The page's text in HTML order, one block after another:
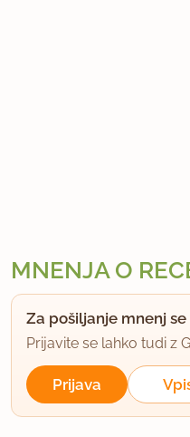
MNENJA O
Za pošiljanje mnenj
Prijavite se lahko tudi z
Prijava